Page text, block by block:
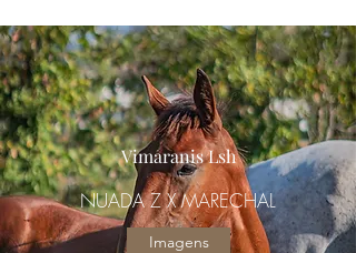
Vimaranis Lsh
NUADA Z X MARECHAL
Imagens